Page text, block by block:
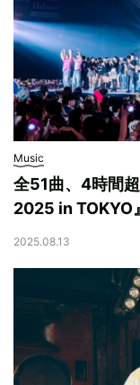
Music
全51曲、4時間
2025 in TOKYO
2025.08.13